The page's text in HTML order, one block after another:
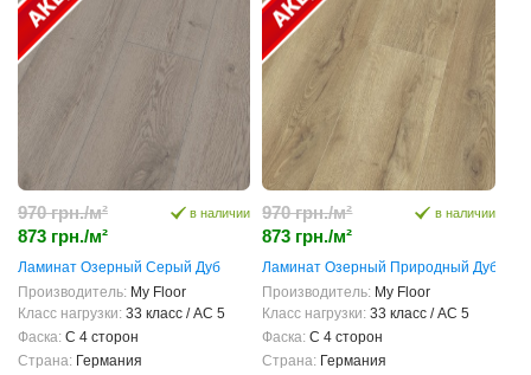
970 грн./м²
873 грн./м²
в наличии
Ламинат Озерный Серый Дуб
Производитель: My Floor
Класс нагрузки: 33 класс / AC 5
Фаска: С 4 сторон
Страна: Германия
970 грн./м²
873 грн./м²
в наличии
Ламинат Озерный Природный Дуб
Производитель: My Floor
Класс нагрузки: 33 класс / AC 5
Фаска: С 4 сторон
Страна: Германия